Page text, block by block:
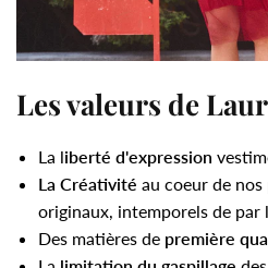
Les valeurs de
La liberté d'expression
La Créativité au coeur de
originaux, intemporels de par
Des matières de première